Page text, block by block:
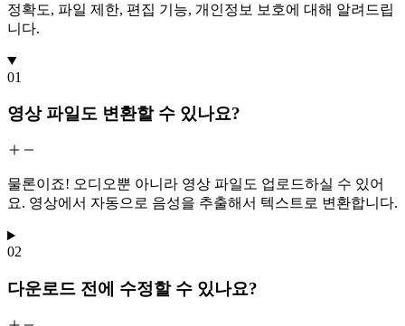
정확도, 파일 제한, 편집 기능, 개인정보 보호에 대해 알려드립
니다.
01
영상 파일도 변환할 수 있나요?
물론이죠! 오디오뿐 아니라 영상 파일도 업로드하실 수 있어
요. 영상에서 자동으로 음성을 추출해서 텍스트로 변환합니다.
02
다운로드 전에 수정할 수 있나요?